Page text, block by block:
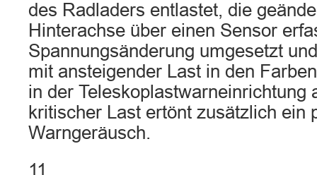
des Radladers entlastet, die
Hinterachse über einen Sensor
Spannungsänderung umgesetzt
mit ansteigender Last in den
in der Teleskoplastwarneinrichtung
kritischer Last ertönt zusätzlich ein
Warngeräusch.
11